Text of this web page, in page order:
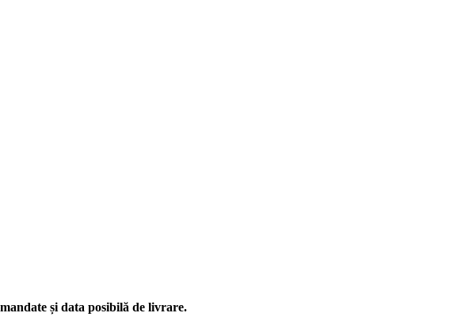
și data posibilă de livrare.